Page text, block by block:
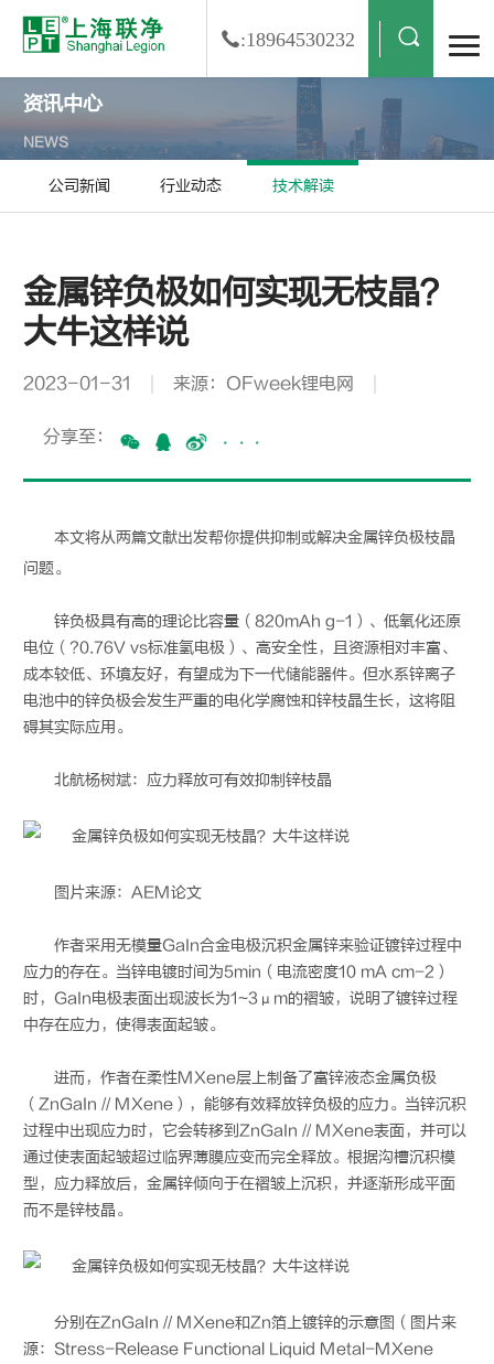
:18964530232
资讯中心
NEWS
公司新闻 行业动态 技术解读
金属锌负极如何实现无枝晶？
大牛这样说
2023-01-31 来源：OFweek锂电网
分享至： ···
本文将从两篇文献出发帮你提供抑制或解决金属锌负极枝晶
问题。
锌负极具有高的理论比容量（820mAh g-1）、低氧化还原
电位（?0.76V vs标准氢电极）、高安全性，且资源相对丰富、
成本较低、环境友好，有望成为下一代储能器件。但水系锌离子
电池中的锌负极会发生严重的电化学腐蚀和锌枝晶生长，这将阻
碍其实际应用。
北航杨树斌：应力释放可有效抑制锌枝晶
图片来源：AEM论文
作者采用无模量GaIn合金电极沉积金属锌来验证镀锌过程中
应力的存在。当锌电镀时间为5min（电流密度10 mA cm-2）
时，GaIn电极表面出现波长为1~3μm的褶皱，说明了镀锌过程
中存在应力，使得表面起皱。
进而，作者在柔性MXene层上制备了富锌液态金属负极
（ZnGaIn // MXene），能够有效释放锌负极的应力。当锌沉积
过程中出现应力时，它会转移到ZnGaIn // MXene表面，并可以
通过使表面起皱超过临界薄膜应变而完全释放。根据沟槽沉积模
型，应力释放后，金属锌倾向于在褶皱上沉积，并逐渐形成平面
而不是锌枝晶。
分别在ZnGaIn // MXene和Zn箔上镀锌的示意图（图片来
源：Stress-Release Functional Liquid Metal-MXene